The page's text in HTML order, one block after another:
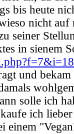
bis heute
nicht auf
seiner
in sienem
und bekam
solle ich
ich
einem